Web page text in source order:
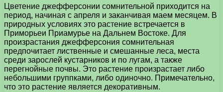
Цветение джефферсонии сомнительной приходится на
период, начиная с апреля и заканчивая маем месяцем. В
природных условиях это растение встречается в
Приморьеи Приамурье на Дальнем Востоке. Для
произрастания джефферсония сомнительная
предпочитает лиственные и смешанные леса, места
среди зарослей кустарников и по лугам, а также
перегнойные почвы. Это растение произрастает либо
небольшими группками, либо одиночно. Примечательно,
что это растение является декоративным.